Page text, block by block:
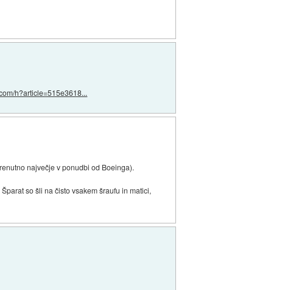
h?article=515e3618...
največje v ponudbi od Boeinga).
so šli na čisto vsakem šraufu in matici,